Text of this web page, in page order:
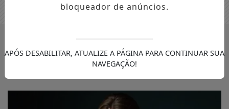
BUSCAR
bloqueador de anúncios.
APÓS DESABILITAR, ATUALIZE A PÁGINA PARA CONTINUAR SUA
NAVEGAÇÃO!